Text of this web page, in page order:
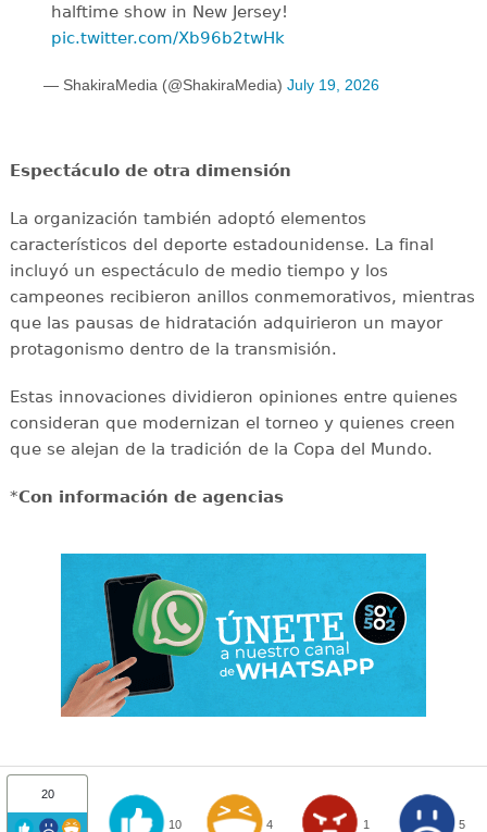
halftime show in New Jersey!
pic.twitter.com/Xb96b2twHk
— ShakiraMedia (@ShakiraMedia) July 19, 2026
Espectáculo de otra dimensión
La organización también adoptó elementos
característicos del deporte estadounidense. La final
incluyó un espectáculo de medio tiempo y los
campeones recibieron anillos conmemorativos, mientras
que las pausas de hidratación adquirieron un mayor
protagonismo dentro de la transmisión.
Estas innovaciones dividieron opiniones entre quienes
consideran que modernizan el torneo y quienes creen
que se alejan de la tradición de la Copa del Mundo.
*Con información de agencias
20
10 4 1 5